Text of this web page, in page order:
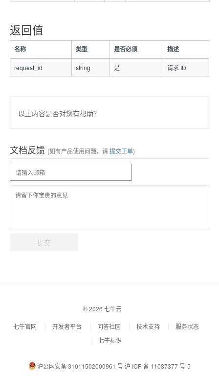
返回值
名称 类型 是否必须 描述
request_id string 是 请求 ID
以上内容是否对您有帮助？
文档反馈 (如有产品使用问题，请提交工单)
提交
© 2026 七牛云
七牛官网 开发者平台 问答社区 技术支持
服务状态
七牛标识
沪公网安备 31011502000961 号 沪 ICP 备 11037377 号-5